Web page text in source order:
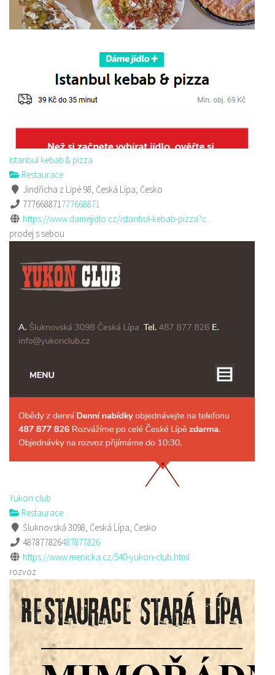
Istanbul kebab & pizza
Restaurace
Jindřicha z Lipé 98, Česká Lípa, Česko
777668871777668871
https://www.damejidlo.cz/istanbul-kebab-pizza?c...
prodej s sebou
Yukon club
Restaurace
Šluknovská 3098, Česká Lípa, Česko
487877826487877826
https://www.menicka.cz/540-yukon-club.html
rozvoz